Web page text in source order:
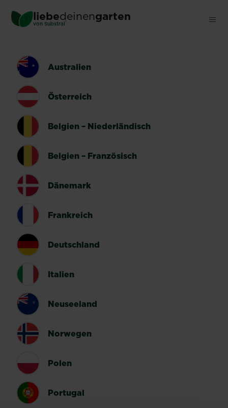
main
liebedeinengarten
von Substral ®
Australien
Österreich
Belgien – Niederländisch
Belgien – Französisch
Dänemark
Frankreich
Deutschland
Italien
Neuseeland
Norwegen
Polen
Portugal